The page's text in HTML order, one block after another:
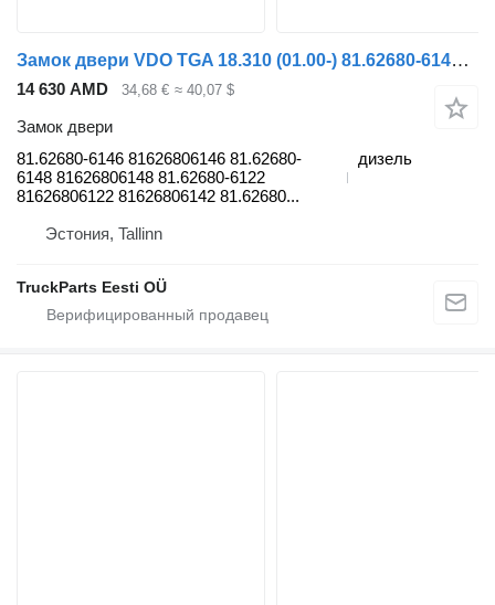
Замок двери VDO TGA 18.310 (01.00-) 81.62680-6146 для тягача MAN 4-series, TGA (1993-2009)
14 630 AMD 34,68 € ≈ 40,07 $
Замок двери
81.62680-6146 81626806146 81.62680-
6148 81626806148 81.62680-6122
81626806122 81626806142 81.62680...
дизель
Эстония, Tallinn
TruckParts Eesti OÜ